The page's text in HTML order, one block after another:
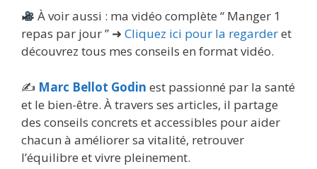
À voir aussi : ma vidéo complète “ Manger 1
repas par jour ” ➜ Cliquez ici pour la regarderet
découvrez tous mes conseils en format vidéo.
✍️ Marc Bellot Godin est passionné par la santé
et le bien-être. À travers ses articles, il partage
des conseils concrets et accessibles pour aider
chacun à améliorer sa vitalité, retrouver
l’équilibre et vivre pleinement.